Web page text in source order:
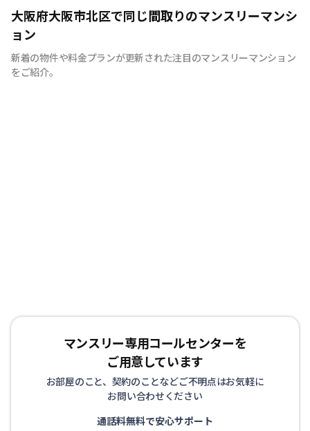
【神戸のマンスリーマンション、ウィークリーマンション
に特化】 マンスリーマンション、ウィークリーマンショ
ンといえば株式会社stoked lifeにお任せください！ 7日間
以上の中長期滞在であれば、ご利用が頂けます。当社で
は、家具・家電等の設備！！お客様の用途に応じて快適な
大阪府大阪市北区で同じ間取りのマンスリーマンシ
ョン
新着の物件や料金プランが更新された注目のマンスリーマンション
をご紹介。
マンスリー専用コールセンターを
ご用意しています
お部屋のこと、契約のことなどご不明点はお気軽に
お問い合わせください
通話料無料で安心サポート